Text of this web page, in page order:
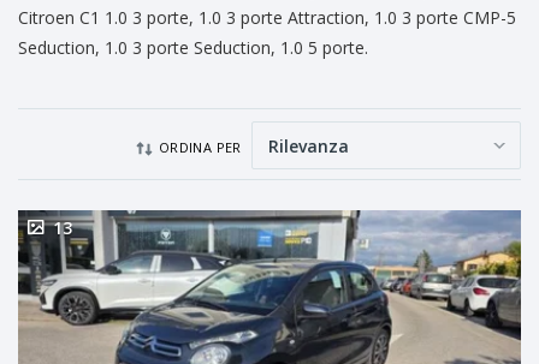
Citroen C1 1.0 3 porte, 1.0 3 porte Attraction, 1.0 3 porte CMP-5
Seduction, 1.0 3 porte Seduction, 1.0 5 porte.
ORDINA PER
13